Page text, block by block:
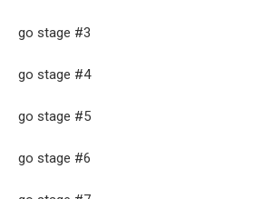
go stage #3
go stage #4
go stage #5
go stage #6